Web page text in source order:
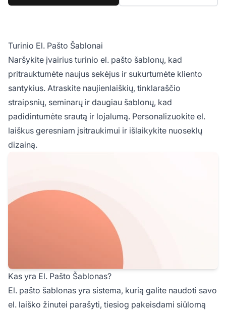
Turinio El. Pašto Šablonai
Naršykite įvairius turinio el. pašto šablonų, kad
pritrauktumėte naujus sekėjus ir sukurtumėte kliento
santykius. Atraskite naujienlaiškių, tinklaraščio
straipsnių, seminarų ir daugiau šablonų, kad
padidintumėte srautą ir lojalumą. Personalizuokite el.
laiškus geresniam įsitraukimui ir išlaikykite nuoseklų
dizainą.
Kas yra El. Pašto Šablonas?
El. pašto šablonas yra sistema, kurią galite naudoti savo
el. laiško žinutei parašyti, tiesiog pakeisdami siūlomą